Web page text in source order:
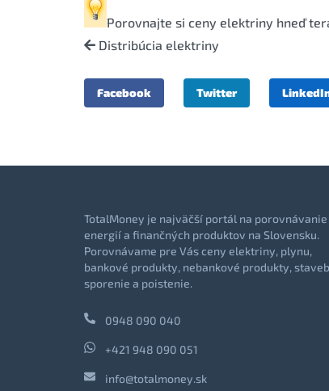
Porovnajte si ceny elektriny hneď
Distribúcia elektriny
Facebook Twitter
TotalMoney je najväčší portál na porovnávanie
energií a finančných produktov na Slovensku.
Porovnávame pre Vás ceny elektriny, plynu,
bankové produkty, nebankové produkty,
sporenie a poistenie.
0948 090 040
+421 948 090 051
info@totalmoney.sk